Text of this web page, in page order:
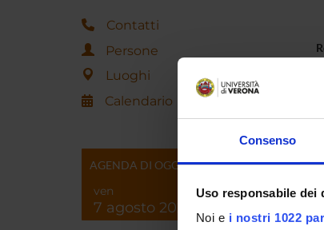
Consenso
Uso responsabile dei
Noi e i nostri 1022
Contatti
Persone
Luoghi
Calendario
AGENDA DI OGGI
ven
7 agosto 2026